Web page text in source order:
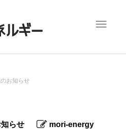
T
お知らせ
らせ mori-energy